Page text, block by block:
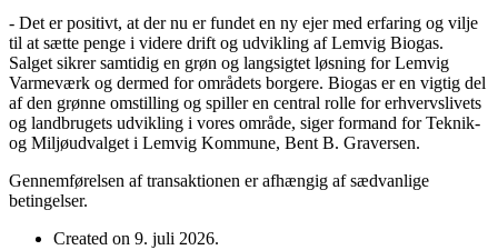
- Det er positivt, at der nu er fundet en ny ejer med erfaring og vilje
til at sætte penge i videre drift og udvikling af Lemvig Biogas.
Salget sikrer samtidig en grøn og langsigtet løsning for Lemvig
Varmeværk og dermed for områdets borgere. Biogas er en vigtig del
af den grønne omstilling og spiller en central rolle for erhvervslivets
og landbrugets udvikling i vores område, siger formand for Teknik-
og Miljøudvalget i Lemvig Kommune, Bent B. Graversen.
Gennemførelsen af transaktionen er afhængig af sædvanlige
betingelser.
Created on 9. juli 2026.